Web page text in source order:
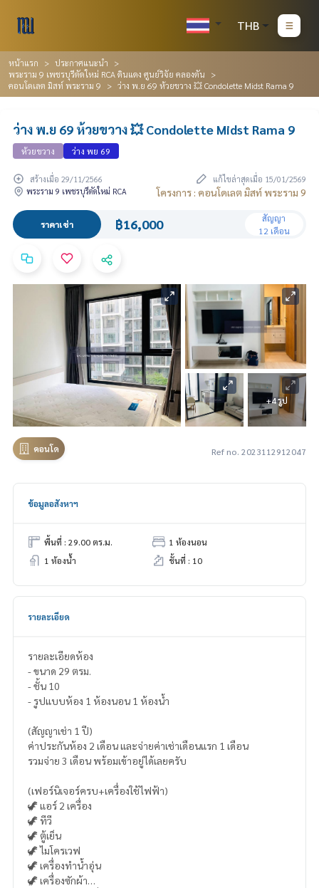
THB
หน้าแรก
ประกาศแนะนำ
พระราม 9 เพชรบุรีตัดใหม่ RCA ดินแดง ศูนย์วิจัย คลองตัน
คอนโดเลต มิสท์ พระราม 9
ว่าง พ.ย 69 ห้วยขวาง 💥 Condolette Midst Rama 9
ว่าง พ.ย 69 ห้วยขวาง 💥 Condolette Midst Rama 9
ห้วยขวาง ว่าง พย 69
สร้างเมื่อ 29/11/2566
แก้ไขล่าสุดเมื่อ 15/01/2569
พระราม 9 เพชรบุรีตัดใหม่ RCA
โครงการ : คอนโดเลต มิสท์ พระราม 9
ราคาเช่า ฿16,000
สัญญา
12 เดือน
+4 รูป
คอนโด Ref no. 2023112912047
ข้อมูลอสังหาฯ
พื้นที่ : 29.00 ตร.ม.
1 ห้องนอน
1 ห้องน้ำ
ชั้นที่ : 10
รายละเอียด
รายละเอียดห้อง
- ขนาด 29 ตรม.
- ชั้น 10
- รูปแบบห้อง 1 ห้องนอน 1 ห้องน้ำ
(สัญญาเช่า 1 ปี)
ค่าประกันห้อง 2 เดือน และจ่ายค่าเช่าเดือนแรก 1 เดือน
รวมจ่าย 3 เดือน พร้อมเข้าอยู่ได้เลยครับ
(เฟอร์นิเจอร์ครบ+เครื่องใช้ไฟฟ้า)
🦖 แอร์ 2 เครื่อง
🦖 ทีวี
🦖 ตู้เย็น
🦖 ไมโครเวฟ
🦖 เครื่องทำน้ำอุ่น
🦖 เครื่องซักผ้า